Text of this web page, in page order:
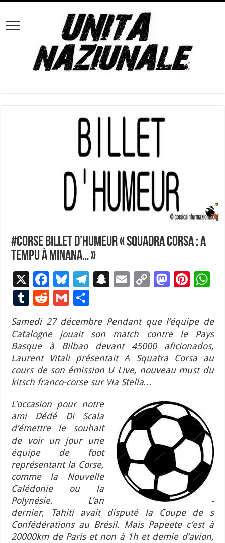
#Corse Billet d’humeur « Squadra Corsa : a
tempu à minana… »
X
F
ac
e
b
o
o
k
Bl
u
es
ky
T
gr
a
m
S
p
c
h
at
E
l
C
y
Li
n
k
M
d
o
n
Pi
es
t
p
p
T
u
m
bl
r
R
e
d
di
t
G
m
ai
l
ar
ta
g
er
Samedi 27 décembre Pendant que l’équipe de
Catalogne jouait son match contre le Pays
Basque à Bilbao devant 45000 aficionados,
Laurent Vitali présentait A Squatra Corsa au
cours de son émission U Live, nouveau must du
kitsch franco-corse sur Via Stella…
L’occasion pour notre
ami Dédé Di Scala
d’émettre le souhait
de voir un jour une
équipe de foot
représentant la Corse,
comme la Nouvelle
Calédonie ou la
Polynésie. L’an
dernier, Tahiti avait disputé la Coupe de s
Confédérations au Brésil. Mais Papeete c’est à
20000km de Paris et non à 1h et demie d’avion,